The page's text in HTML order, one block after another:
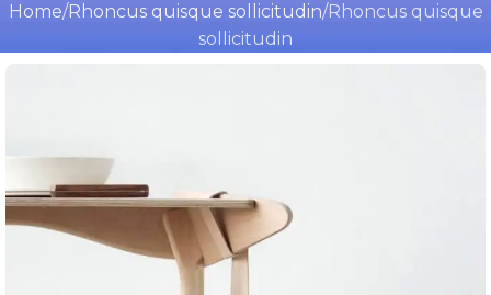
Home Rhoncus quisque sollicitudin Rhoncus quisque
sollicitudin